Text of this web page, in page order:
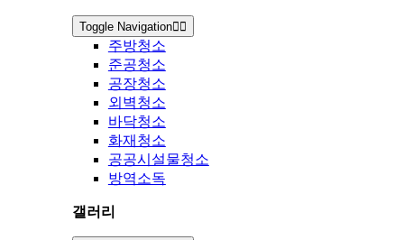
Toggle Navigation
주방청소
준공청소
공장청소
외벽청소
바닥청소
화재청소
공공시설물청소
방역소독
갤러리